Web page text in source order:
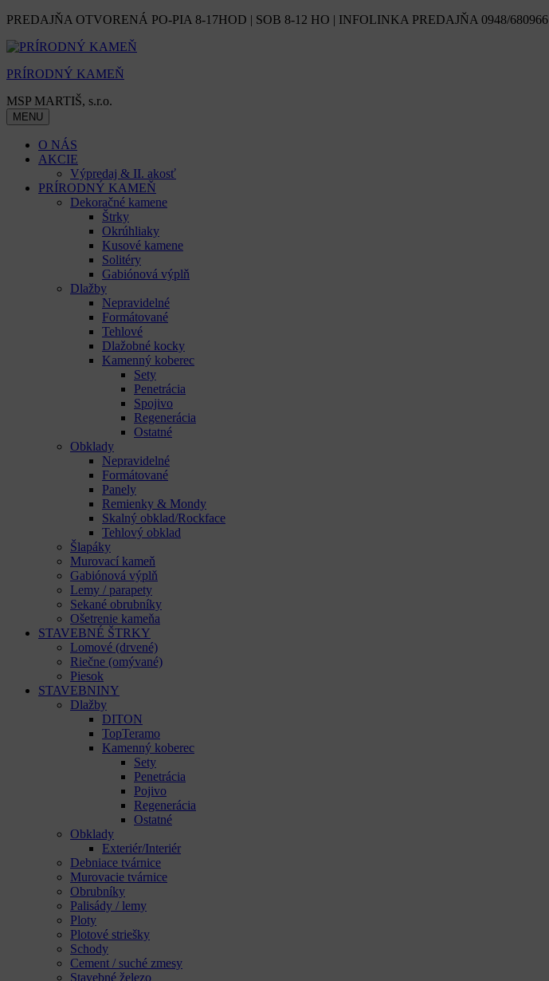
Skip
content
PREDAJŇA OTVORENÁ PO-PIA 8-17HOD | SOB 8-12 HO | INFOLINKA PREDAJŇA 0948/680966
PRÍRODNÝ KAMEŇ
MSP MARTIŠ, s.r.o.
MENU
O NÁS
AKCIE
Výpredaj & II. akosť
PRÍRODNÝ KAMEŇ
Dekoračné kamene
Štrky
Okrúhliaky
Kusové kamene
Solitéry
Gabiónová výplň
Dlažby
Nepravidelné
Formátované
Tehlové
Dlažobné kocky
Kamenný koberec
Sety
Penetrácia
Spojivo
Regenerácia
Ostatné
Obklady
Nepravidelné
Formátované
Panely
Remienky & Mondy
Skalný obklad/Rockface
Tehlový obklad
Šlapáky
Murovací kameň
Gabiónová výplň
Lemy / parapety
Sekané obrubníky
Ošetrenie kameňa
STAVEBNÉ ŠTRKY
Lomové (drvené)
Riečne (omývané)
Piesok
STAVEBNINY
Dlažby
DITON
TopTeramo
Kamenný koberec
Sety
Penetrácia
Pojivo
Regenerácia
Ostatné
Obklady
Exteriér/Interiér
Debniace tvárnice
Murovacie tvárnice
Obrubníky
Palisády / lemy
Ploty
Plotové striešky
Schody
Cement / suché zmesy
Stavebné železo